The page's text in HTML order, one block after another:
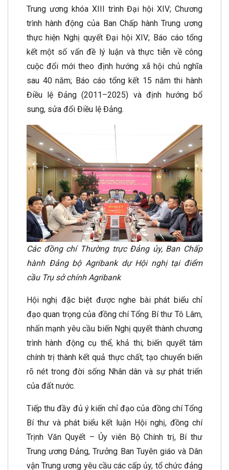
Trung ương khóa XIII trình Đại hội XIV; Chương
trình hành động của Ban Chấp hành Trung ương
thực hiện Nghị quyết Đại hội XIV; Báo cáo tổng
kết một số vấn đề lý luận và thực tiễn về công
cuộc đổi mới theo định hướng xã hội chủ nghĩa
sau 40 năm; Báo cáo tổng kết 15 năm thi hành
Điều lệ Đảng (2011–2025) và định hướng bổ
sung, sửa đổi Điều lệ Đảng.
Các đồng chí Thường trực Đảng ủy, Ban Chấp
hành Đảng bộ Agribank dự Hội nghị tại điểm
cầu Trụ sở chính Agribank
Hội nghị đặc biệt được nghe bài phát biểu chỉ
đạo quan trọng của đồng chí Tổng Bí thư Tô Lâm,
nhấn mạnh yêu cầu biến Nghị quyết thành chương
trình hành động cụ thể, khả thi; biến quyết tâm
chính trị thành kết quả thực chất; tạo chuyển biến
rõ nét trong đời sống Nhân dân và sự phát triển
của đất nước.
Tiếp thu đầy đủ ý kiến chỉ đạo của đồng chí Tổng
Bí thư và phát biểu kết luận Hội nghị, đồng chí
Trịnh Văn Quyết – Ủy viên Bộ Chính trị, Bí thư
Trung ương Đảng, Trưởng Ban Tuyên giáo và Dân
vận Trung ương yêu cầu các cấp ủy, tổ chức đảng